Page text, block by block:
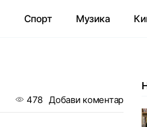
Спорт Музика
478 Добави коментар